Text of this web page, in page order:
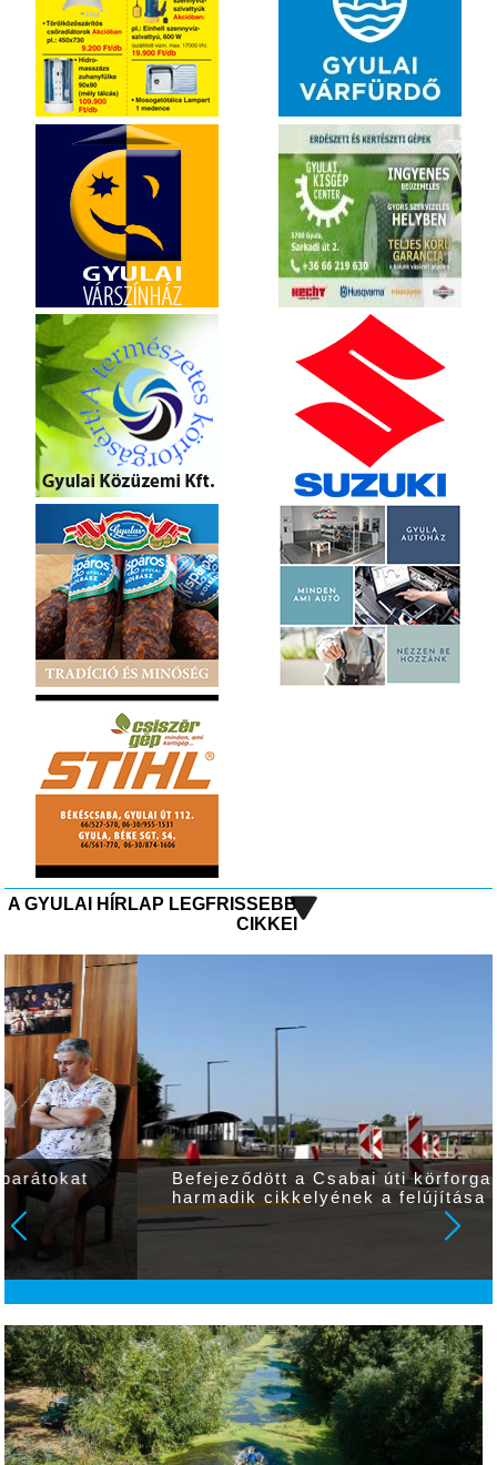
A GYULAI HÍRLAP LEGFRISSEBB
CIKKEI
Befejeződött a Csabai úti körforgalom
harmadik cikkelyének a felújítása